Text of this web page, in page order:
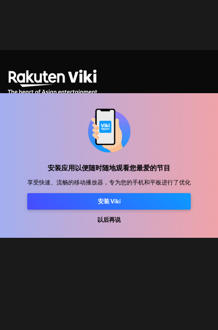
安装应用以便随时随地观看您最爱的节目
享受快速、流畅的移动播放器，专为您的手机和平板进行了优化
安装 Viki
以后再说
发行合作
新闻中心
使用条款